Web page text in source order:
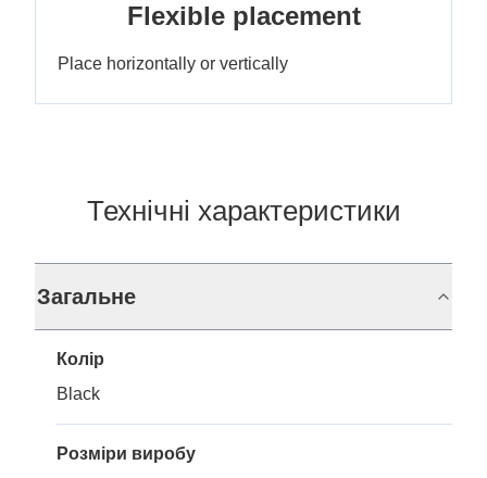
Flexible placement
Place horizontally or vertically
Технічні характеристики
Загальне
Колір
Black
Розміри виробу